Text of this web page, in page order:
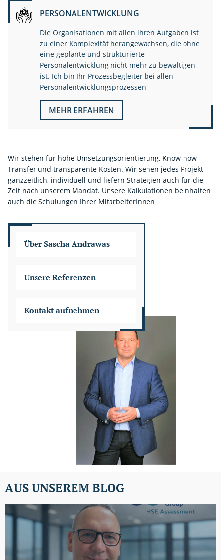
PERSONALENTWICKLUNG
Die Organisationen mit allen ihren Aufgaben ist
zu einer Komplexität herangewachsen, die ohne
eine geplante und strukturierte
Personalentwicklung nicht mehr zu bewältigen
ist. Ich bin Ihr Prozessbegleiter bei allen
Personalentwicklungsprozessen.
MEHR ERFAHREN
Wir stehen für hohe Umsetzungsorientierung, Know-how
Transfer und transparente Kosten. Wir sehen jedes Projekt
ganzzeitlich, individuell und liefern Strategien auch für die
Zeit nach unserem Mandat. Unsere Kalkulationen beinhalten
auch die Schulungen Ihrer MitarbeiterInnen
Über Sascha Andrawas
Unsere Referenzen
Kontakt aufnehmen
AUS UNSEREM BLOG